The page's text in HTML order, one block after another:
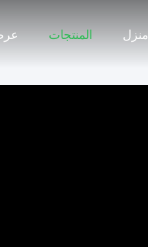
منزل المنتجات